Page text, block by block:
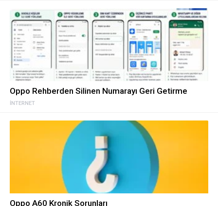
İNTERNET
Oppo Rehberden Silinen Numarayı Geri Getirme
Oppo A60 Kronik Sorunları